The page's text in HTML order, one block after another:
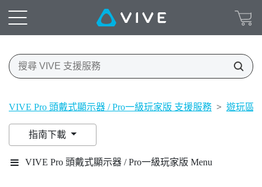
VIVE Pro 頭戴式顯示器 / Pro一級玩家版 支援服務 > 遊玩區
指南下載
VIVE Pro 頭戴式顯示器 / Pro一級玩家版 Menu